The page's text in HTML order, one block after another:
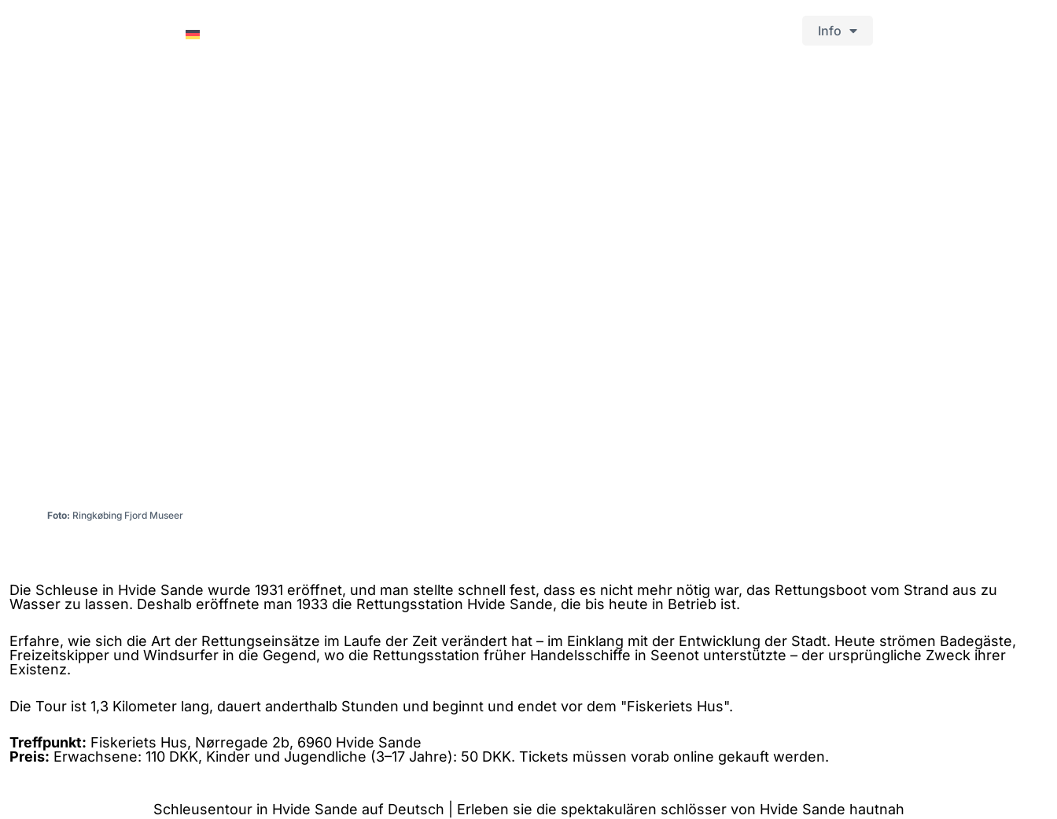
Info
Schleusentour in Hvide Sande auf Deutsch
Foto: Ringkøbing Fjord Museer
Die Schleuse in Hvide Sande wurde 1931 eröffnet, und man stellte schnell fest, dass es nicht mehr nötig war, das Rettungsboot vom Strand aus zu
Wasser zu lassen. Deshalb eröffnete man 1933 die Rettungsstation Hvide Sande, die bis heute in Betrieb ist.
Erfahre, wie sich die Art der Rettungseinsätze im Laufe der Zeit verändert hat – im Einklang mit der Entwicklung der Stadt. Heute strömen Badegäste,
Freizeitskipper und Windsurfer in die Gegend, wo die Rettungsstation früher Handelsschiffe in Seenot unterstützte – der ursprüngliche Zweck ihrer
Existenz.
Die Tour ist 1,3 Kilometer lang, dauert anderthalb Stunden und beginnt und endet vor dem "Fiskeriets Hus".
Treffpunkt: Fiskeriets Hus, Nørregade 2b, 6960 Hvide Sande
Preis: Erwachsene: 110 DKK, Kinder und Jugendliche (3–17 Jahre): 50 DKK. Tickets müssen vorab online gekauft werden.
Schleusentour in Hvide Sande auf Deutsch | Erleben sie die spektakulären schlösser von Hvide Sande hautnah